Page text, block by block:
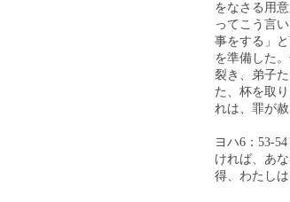
をなさる用
ってこう言
事をする」
を準備した
裂き、弟子
た、杯を取
れは、罪が
ヨハ6：53-
ければ、あ
得、わたし